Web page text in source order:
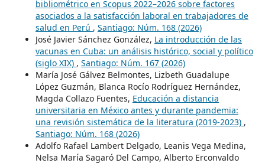
bibliométrico en Scopus 2022–2026 sobre factores
asociados a la satisfacción laboral en trabajadores de
salud en Perú , Santiago: Núm. 168 (2026)
José Javier Sánchez González, La introducción de las
vacunas en Cuba: un análisis histórico, social y político
(siglo XIX) , Santiago: Núm. 167 (2026)
María José Gálvez Belmontes, Lizbeth Guadalupe
López Guzmán, Blanca Rocío Rodríguez Hernández,
Magda Collazo Fuentes, Educación a distancia
universitaria en México antes y durante pandemia:
una revisión sistemática de la literatura (2019-2023) ,
Santiago: Núm. 168 (2026)
Adolfo Rafael Lambert Delgado, Leanis Vega Medina,
Nelsa María Sagaró Del Campo, Alberto Erconvaldo